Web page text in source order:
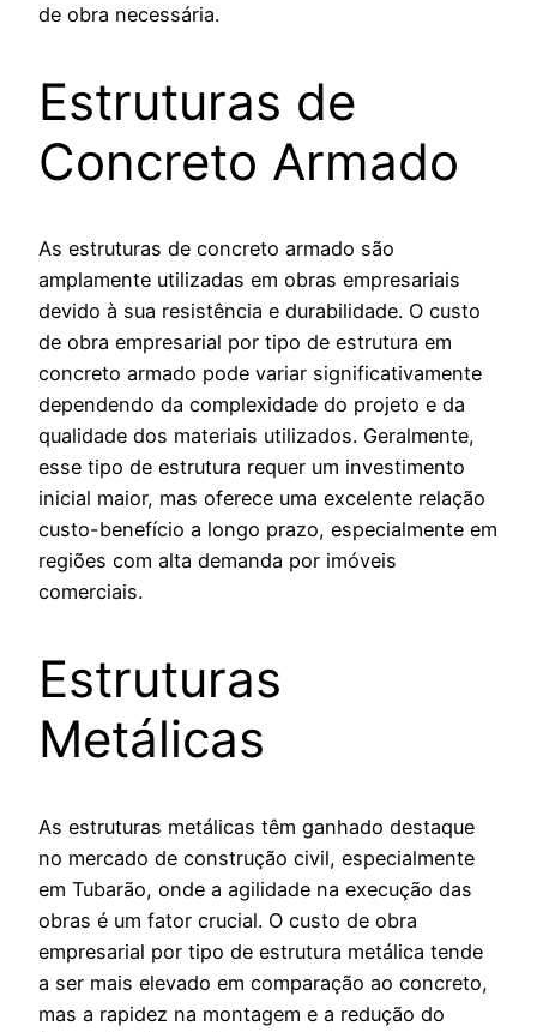
de obra necessária.
Estruturas de
Concreto Armado
As estruturas de concreto armado são
amplamente utilizadas em obras empresariais
devido à sua resistência e durabilidade. O custo
de obra empresarial por tipo de estrutura em
concreto armado pode variar significativamente
dependendo da complexidade do projeto e da
qualidade dos materiais utilizados. Geralmente,
esse tipo de estrutura requer um investimento
inicial maior, mas oferece uma excelente relação
custo-benefício a longo prazo, especialmente em
regiões com alta demanda por imóveis
comerciais.
Estruturas
Metálicas
As estruturas metálicas têm ganhado destaque
no mercado de construção civil, especialmente
em Tubarão, onde a agilidade na execução das
obras é um fator crucial. O custo de obra
empresarial por tipo de estrutura metálica tende
a ser mais elevado em comparação ao concreto,
mas a rapidez na montagem e a redução do